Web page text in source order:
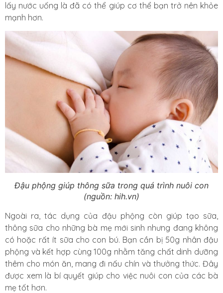
lấy nước uống là đã có thể giúp cơ thể bạn trở nên khỏe
mạnh hơn.
Đậu phộng giúp thông sữa trong quá trình nuôi con
(nguồn: hih.vn)
Ngoài ra, tác dụng của đậu phộng còn giúp tạo sữa,
thông sữa cho những bà mẹ mới sinh nhưng đang không
có hoặc rất ít sữa cho con bú. Bạn cần bị 50g nhân đậu
phộng và kết hợp cùng 100g nhằm tăng chất dinh dưỡng
thêm cho món ăn, mang đi nấu chín và thưởng thức. Đây
được xem là bí quyết giúp cho việc nuôi con của các bà
mẹ tốt hơn.